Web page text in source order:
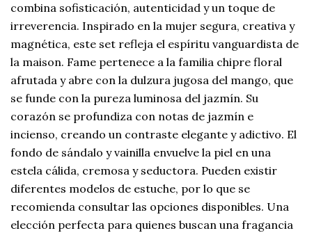
combina sofisticación, autenticidad y un toque de
irreverencia. Inspirado en la mujer segura, creativa y
magnética, este set refleja el espíritu vanguardista de
la maison. Fame pertenece a la familia chipre floral
afrutada y abre con la dulzura jugosa del mango, que
se funde con la pureza luminosa del jazmín. Su
corazón se profundiza con notas de jazmín e
incienso, creando un contraste elegante y adictivo. El
fondo de sándalo y vainilla envuelve la piel en una
estela cálida, cremosa y seductora. Pueden existir
diferentes modelos de estuche, por lo que se
recomienda consultar las opciones disponibles. Una
elección perfecta para quienes buscan una fragancia